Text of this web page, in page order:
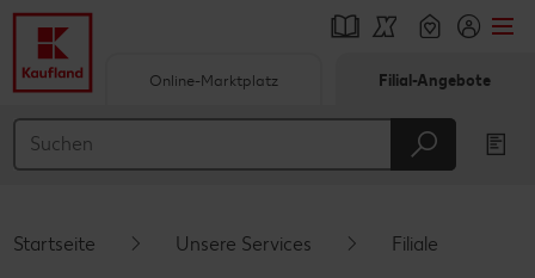
Hauptinhalt
Online-Marktplatz Filial-Angebote
Startseite Unsere Services Filiale